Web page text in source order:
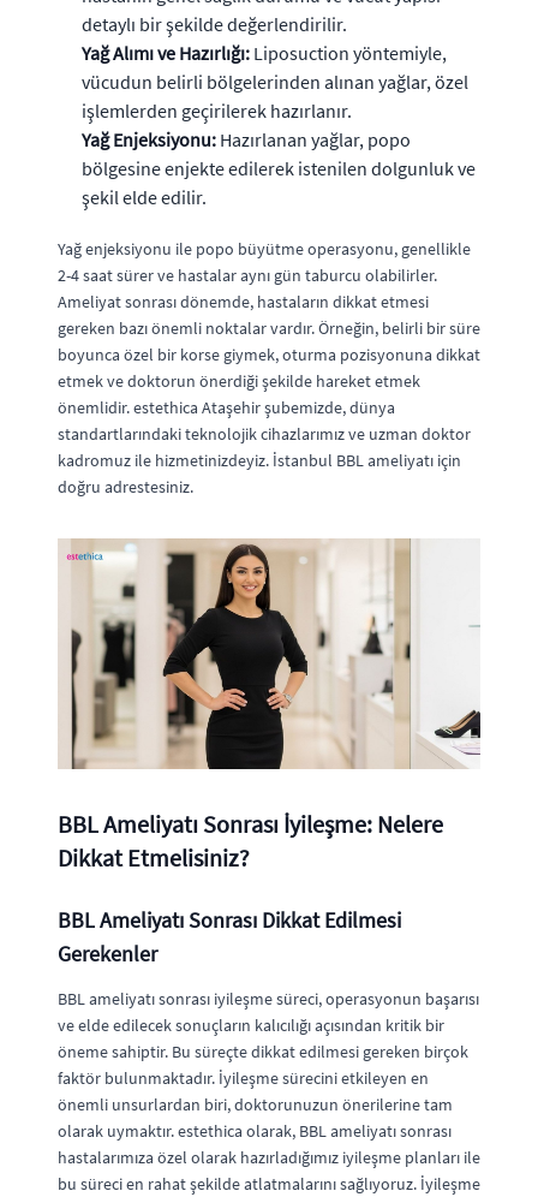
detaylı bir şekilde değerlendirilir.
Yağ Alımı ve Hazırlığı: Liposuction yöntemiyle,
vücudun belirli bölgelerinden alınan yağlar, özel
işlemlerden geçirilerek hazırlanır.
Yağ Enjeksiyonu: Hazırlanan yağlar, popo
bölgesine enjekte edilerek istenilen dolgunluk ve
şekil elde edilir.
Yağ enjeksiyonu ile popo büyütme operasyonu, genellikle
2-4 saat sürer ve hastalar aynı gün taburcu olabilirler.
Ameliyat sonrası dönemde, hastaların dikkat etmesi
gereken bazı önemli noktalar vardır. Örneğin, belirli bir süre
boyunca özel bir korse giymek, oturma pozisyonuna dikkat
etmek ve doktorun önerdiği şekilde hareket etmek
önemlidir. estethica Ataşehir şubemizde, dünya
standartlarındaki teknolojik cihazlarımız ve uzman doktor
kadromuz ile hizmetinizdeyiz. İstanbul BBL ameliyatı için
doğru adrestesiniz.
BBL Ameliyatı Sonrası İyileşme: Nelere
Dikkat Etmelisiniz?
BBL Ameliyatı Sonrası Dikkat Edilmesi
Gerekenler
BBL ameliyatı sonrası iyileşme süreci, operasyonun başarısı
ve elde edilecek sonuçların kalıcılığı açısından kritik bir
öneme sahiptir. Bu süreçte dikkat edilmesi gereken birçok
faktör bulunmaktadır. İyileşme sürecini etkileyen en
önemli unsurlardan biri, doktorunuzun önerilerine tam
olarak uymaktır. estethica olarak, BBL ameliyatı sonrası
hastalarımıza özel olarak hazırladığımız iyileşme planları ile
bu süreci en rahat şekilde atlatmalarını sağlıyoruz. İyileşme